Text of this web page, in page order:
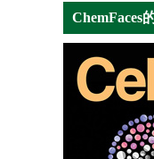
ChemFaces